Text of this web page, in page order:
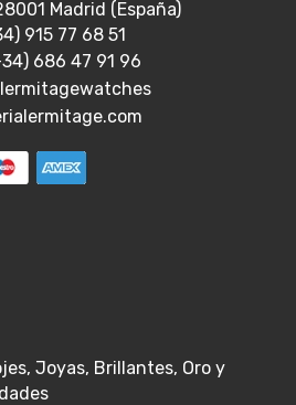
Madrid (España)
915 77 68 51
686 47 91 96
Joyas, Brillantes, Oro y